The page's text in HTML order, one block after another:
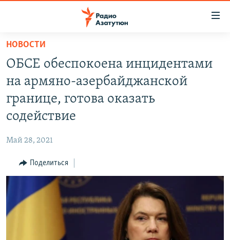
Перейти
основному
содержанию
Перейти
основной
Перейти
поиску
ПОЛИТИКА
ОБЩЕСТВО
РЕГИОН
НАГОРНЫЙ КАРАБАХ
КУЛЬТУРА
СПОРТ
НОВОСТИ
ОБСЕ обеспокоена инцидентами
на армяно-азербайджанской
границе, готова оказать
содействие
Май 28, 2021
Поделиться